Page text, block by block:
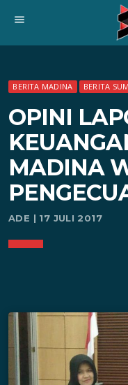
menu
BERITA MADINA BERITA
OPINI
MADINA
ADE | 17 JULI 2017